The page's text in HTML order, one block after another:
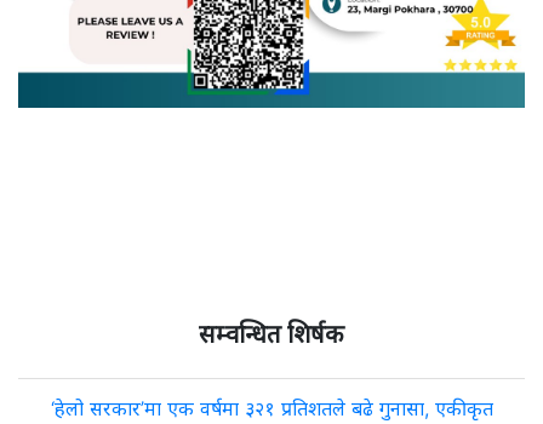
सम्वन्धित शिर्षक
‘हेलो सरकार’मा एक वर्षमा ३२१ प्रतिशतले बढे गुनासा, एकीकृत